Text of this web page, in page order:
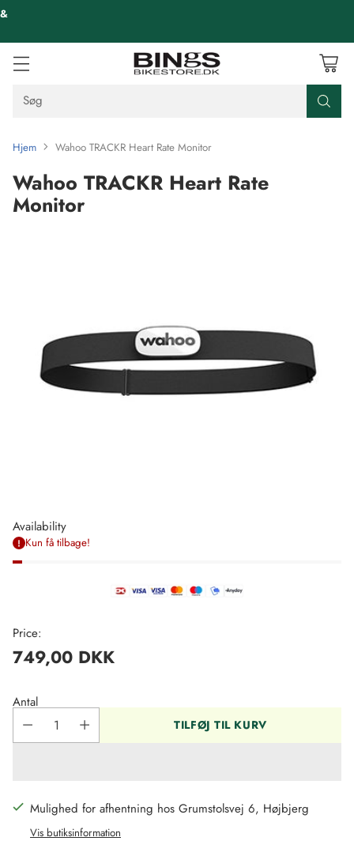
Søg
Hjem Wahoo TRACKR Heart Rate Monitor
Wahoo TRACKR Heart Rate
Monitor
Availability
Kun få tilbage!
Price:
Regulær
pris
749,00 DKK
Antal
TILFØJ TIL KURV
Mulighed for afhentning hos Grumstolsvej 6, Højbjerg
Vis butiksinformation